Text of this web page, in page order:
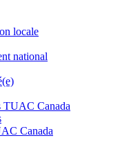
locale
national
TUAC Canada
Canada